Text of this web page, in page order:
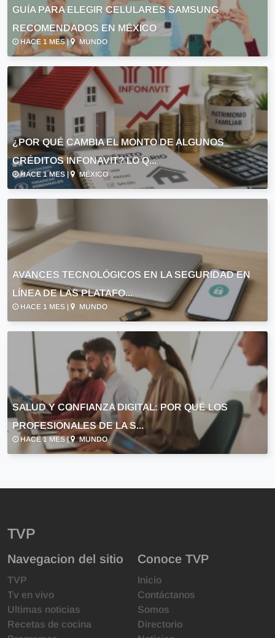
GUÍA PARA ELEGIR CELULARES SAMSUNG
RECOMENDADOS EN MÉXICO
HACE 1 MES | MUNDO
¿POR QUÉ CAMBIA EL MONTO DE ALGUNOS
CRÉDITOS INFONAVIT? LO Q...
HACE 1 MES | MÉXICO
AVANCES TECNOLÓGICOS EN LA SEGURIDAD EN
LÍNEA DE LAS PLATAFO...
HACE 1 MES | MUNDO
SALUD Y CONFIANZA DIGITAL: POR QUÉ LOS
PROFESIONALES DE LA S...
HACE 1 MES | MUNDO
TVP
Navegacion del sitio
TVP
Tv en vivo
Ultimas noticias
Recetas de cocina
Conoce TVP
Inicio
Contáctanos
Somos
Directorio